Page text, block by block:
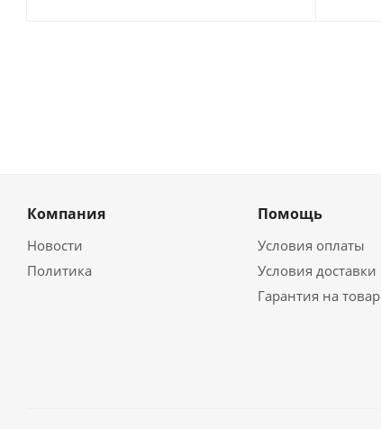
Компания
Новости
Политика
Помощь
Условия оплаты
Условия доставки
Гарантия на товар